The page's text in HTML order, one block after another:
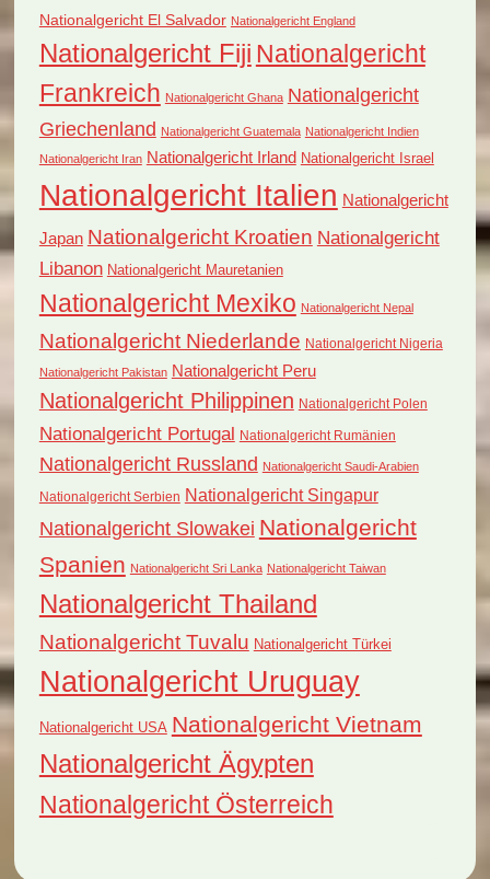
Nationalgericht El Salvador Nationalgericht England
Nationalgericht Fiji Nationalgericht
Frankreich Nationalgericht Ghana Nationalgericht
Griechenland Nationalgericht Guatemala Nationalgericht Indien
Nationalgericht Iran Nationalgericht Irland Nationalgericht Israel
Nationalgericht Italien Nationalgericht
Japan Nationalgericht Kroatien Nationalgericht
Libanon Nationalgericht Mauretanien
Nationalgericht Mexiko Nationalgericht Nepal
Nationalgericht Niederlande Nationalgericht Nigeria
Nationalgericht Pakistan Nationalgericht Peru
Nationalgericht Philippinen Nationalgericht Polen
Nationalgericht Portugal Nationalgericht Rumänien
Nationalgericht Russland Nationalgericht Saudi-Arabien
Nationalgericht Serbien Nationalgericht Singapur
Nationalgericht Slowakei Nationalgericht
Spanien Nationalgericht Sri Lanka Nationalgericht Taiwan
Nationalgericht Thailand
Nationalgericht Tuvalu Nationalgericht Türkei
Nationalgericht Uruguay
Nationalgericht USA Nationalgericht Vietnam
Nationalgericht Ägypten
Nationalgericht Österreich